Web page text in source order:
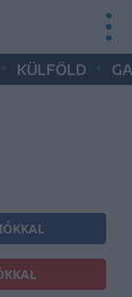
KÜLFÖLD